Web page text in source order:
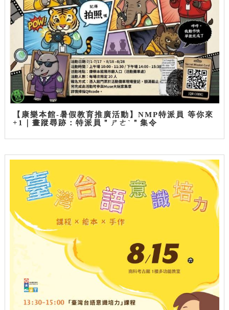
【康樂本館-暑假教育推廣活動】NMP特派員 等你來
+1｜畫蹤尋跡：特派員＂ㄕㄜˋ＂集令